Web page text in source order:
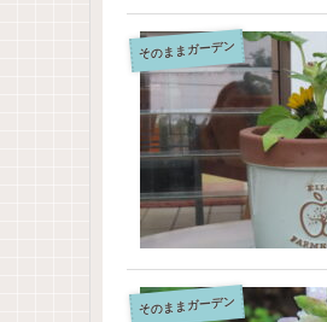
そのままガーデン
そのままガーデン